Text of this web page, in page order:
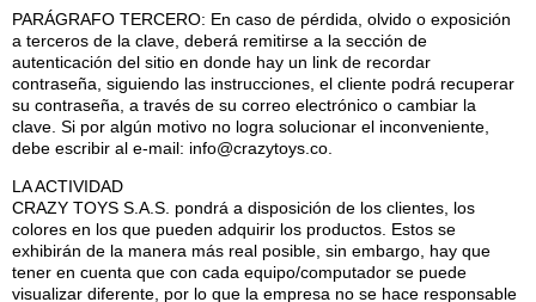
PARÁGRAFO TERCERO: En caso de pérdida, olvido o exposición
a terceros de la clave, deberá remitirse a la sección de
autenticación del sitio en donde hay un link de recordar
contraseña, siguiendo las instrucciones, el cliente podrá recuperar
su contraseña, a través de su correo electrónico o cambiar la
clave. Si por algún motivo no logra solucionar el inconveniente,
debe escribir al e-mail: info@crazytoys.co.
LA ACTIVIDAD
CRAZY TOYS S.A.S. pondrá a disposición de los clientes, los
colores en los que pueden adquirir los productos. Estos se
exhibirán de la manera más real posible, sin embargo, hay que
tener en cuenta que con cada equipo/computador se puede
visualizar diferente, por lo que la empresa no se hace responsable